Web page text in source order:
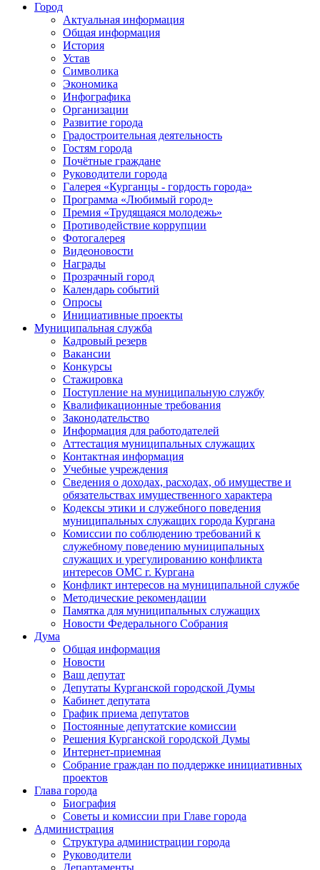
Город
Актуальная информация
Общая информация
История
Устав
Символика
Экономика
Инфографика
Организации
Развитие города
Градостроительная деятельность
Гостям города
Почётные граждане
Руководители города
Галерея «Курганцы - гордость города»
Программа «Любимый город»
Премия «Трудящаяся молодежь»
Противодействие коррупции
Фотогалерея
Видеоновости
Награды
Прозрачный город
Календарь событий
Опросы
Инициативные проекты
Муниципальная служба
Кадровый резерв
Вакансии
Конкурсы
Стажировка
Поступление на муниципальную службу
Квалификационные требования
Законодательство
Информация для работодателей
Аттестация муниципальных служащих
Контактная информация
Учебные учреждения
Сведения о доходах, расходах, об имуществе и
обязательствах имущественного характера
Кодексы этики и служебного поведения
муниципальных служащих города Кургана
Комиссии по соблюдению требований к
служебному поведению муниципальных
служащих и урегулированию конфликта
интересов ОМС г. Кургана
Конфликт интересов на муниципальной службе
Методические рекомендации
Памятка для муниципальных служащих
Новости Федерального Cобрания
Дума
Общая информация
Новости
Ваш депутат
Депутаты Курганской городской Думы
Кабинет депутата
График приема депутатов
Постоянные депутатские комиссии
Решения Курганской городской Думы
Интернет-приемная
Собрание граждан по поддержке инициативных
проектов
Глава города
Биография
Советы и комиссии при Главе города
Администрация
Структура администрации города
Руководители
Департаменты